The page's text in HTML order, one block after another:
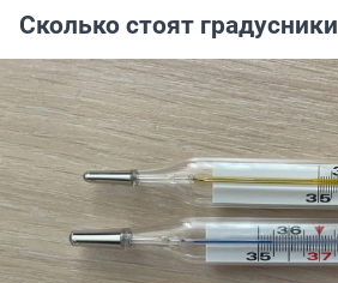
Сколько стоят градусники